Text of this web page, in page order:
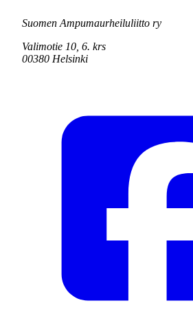
Suomen Ampumaurheiluliitto ry
Valimotie 10, 6. krs
00380 Helsinki